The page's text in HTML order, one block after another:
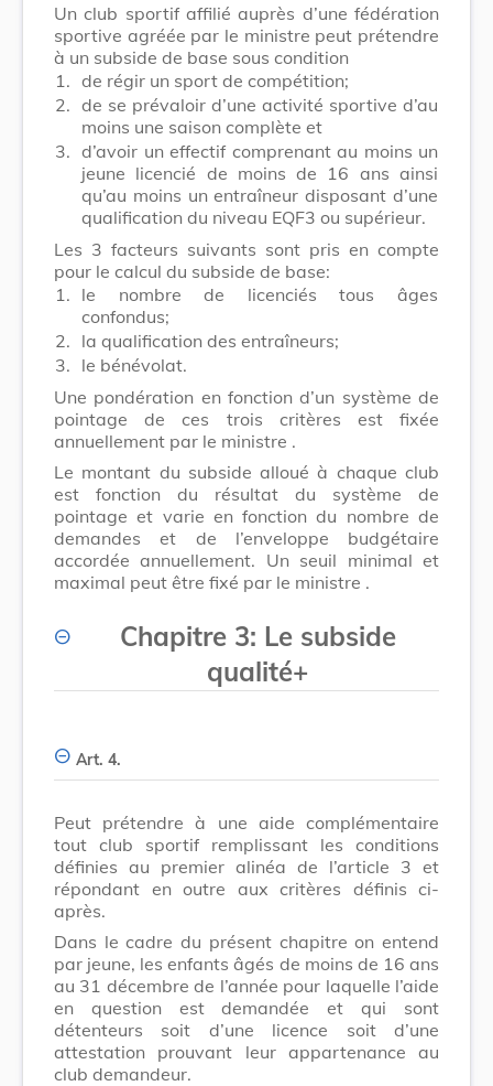
Un club sportif affilié auprès d’une fédération
sportive agréée par le ministre peut prétendre
à un subside de base sous condition
1. de régir un sport de compétition;
2. de se prévaloir d’une activité sportive d’au
moins une saison complète et
3. d’avoir un effectif comprenant au moins un
jeune licencié de moins de 16 ans ainsi
qu’au moins un entraîneur disposant d’une
qualification du niveau EQF3 ou supérieur.
Les 3 facteurs suivants sont pris en compte
pour le calcul du subside de base:
1. le nombre de licenciés tous âges
confondus;
2. la qualification des entraîneurs;
3. le bénévolat.
Une pondération en fonction d’un système de
pointage de ces trois critères est fixée
annuellement par le ministre .
Le montant du subside alloué à chaque club
est fonction du résultat du système de
pointage et varie en fonction du nombre de
demandes et de l’enveloppe budgétaire
accordée annuellement. Un seuil minimal et
maximal peut être fixé par le ministre .
Chapitre 3: Le subside
qualité+
Art. 4.
Peut prétendre à une aide complémentaire
tout club sportif remplissant les conditions
définies au premier alinéa de l’article 3 et
répondant en outre aux critères définis ci-
après.
Dans le cadre du présent chapitre on entend
par jeune, les enfants âgés de moins de 16 ans
au 31 décembre de l’année pour laquelle l’aide
en question est demandée et qui sont
détenteurs soit d’une licence soit d’une
attestation prouvant leur appartenance au
club demandeur.